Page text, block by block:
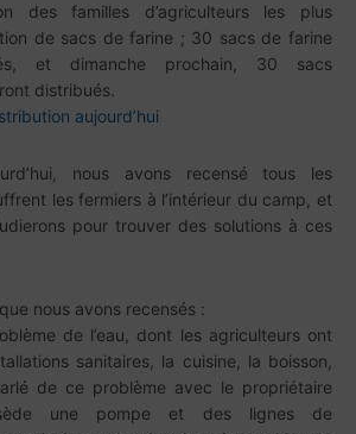
des familles d’agriculteurs les plus
de sacs de farine ; 30 sacs de farine
et dimanche prochain, 30 sacs
distribués.
aujourd’hui
nous avons recensé tous les
les fermiers à l’intérieur du camp, et
pour trouver des solutions à ces
nous avons recensés :
de l’eau, dont les agriculteurs ont
sanitaires, la cuisine, la boisson,
de ce problème avec le propriétaire
une pompe et des lignes de